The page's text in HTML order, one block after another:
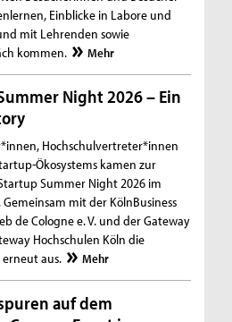
Einblicke in Labore und
mit Lehrenden sowie
kommen.
Mehr
Night 2026 – Ein
Hochschulvertreter*innen
Ökosystems kamen zur
Summer Night 2026 im
mit der KölnBusiness
de Cologne e. V. und der Gateway
Hochschulen Köln die
aus.
Mehr
auf dem